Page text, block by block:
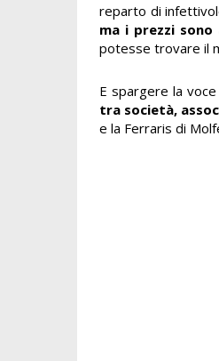
reparto di
ma i prezzi sono
potesse trovare il
E spargere la
tra società,
e la Ferraris di